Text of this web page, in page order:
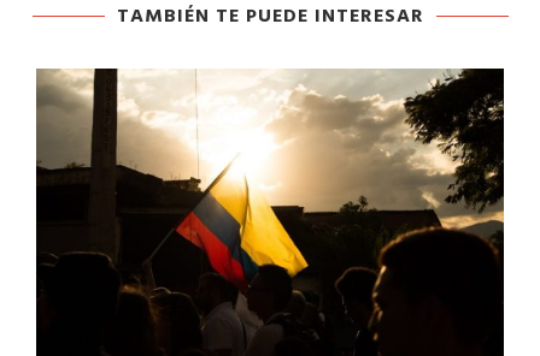
TAMBIÉN TE PUEDE INTERESAR